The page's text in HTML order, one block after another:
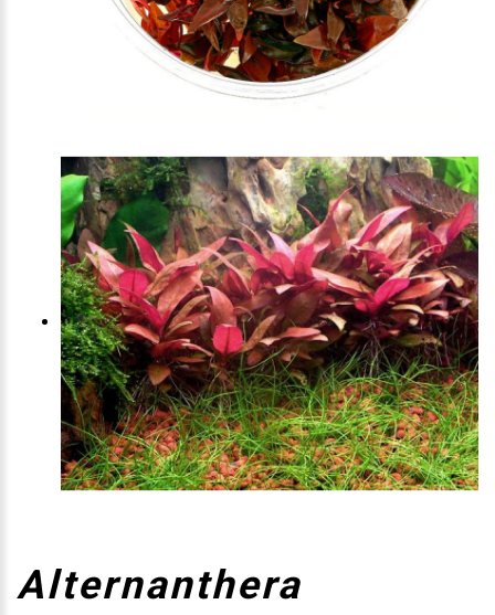
Alternanthera